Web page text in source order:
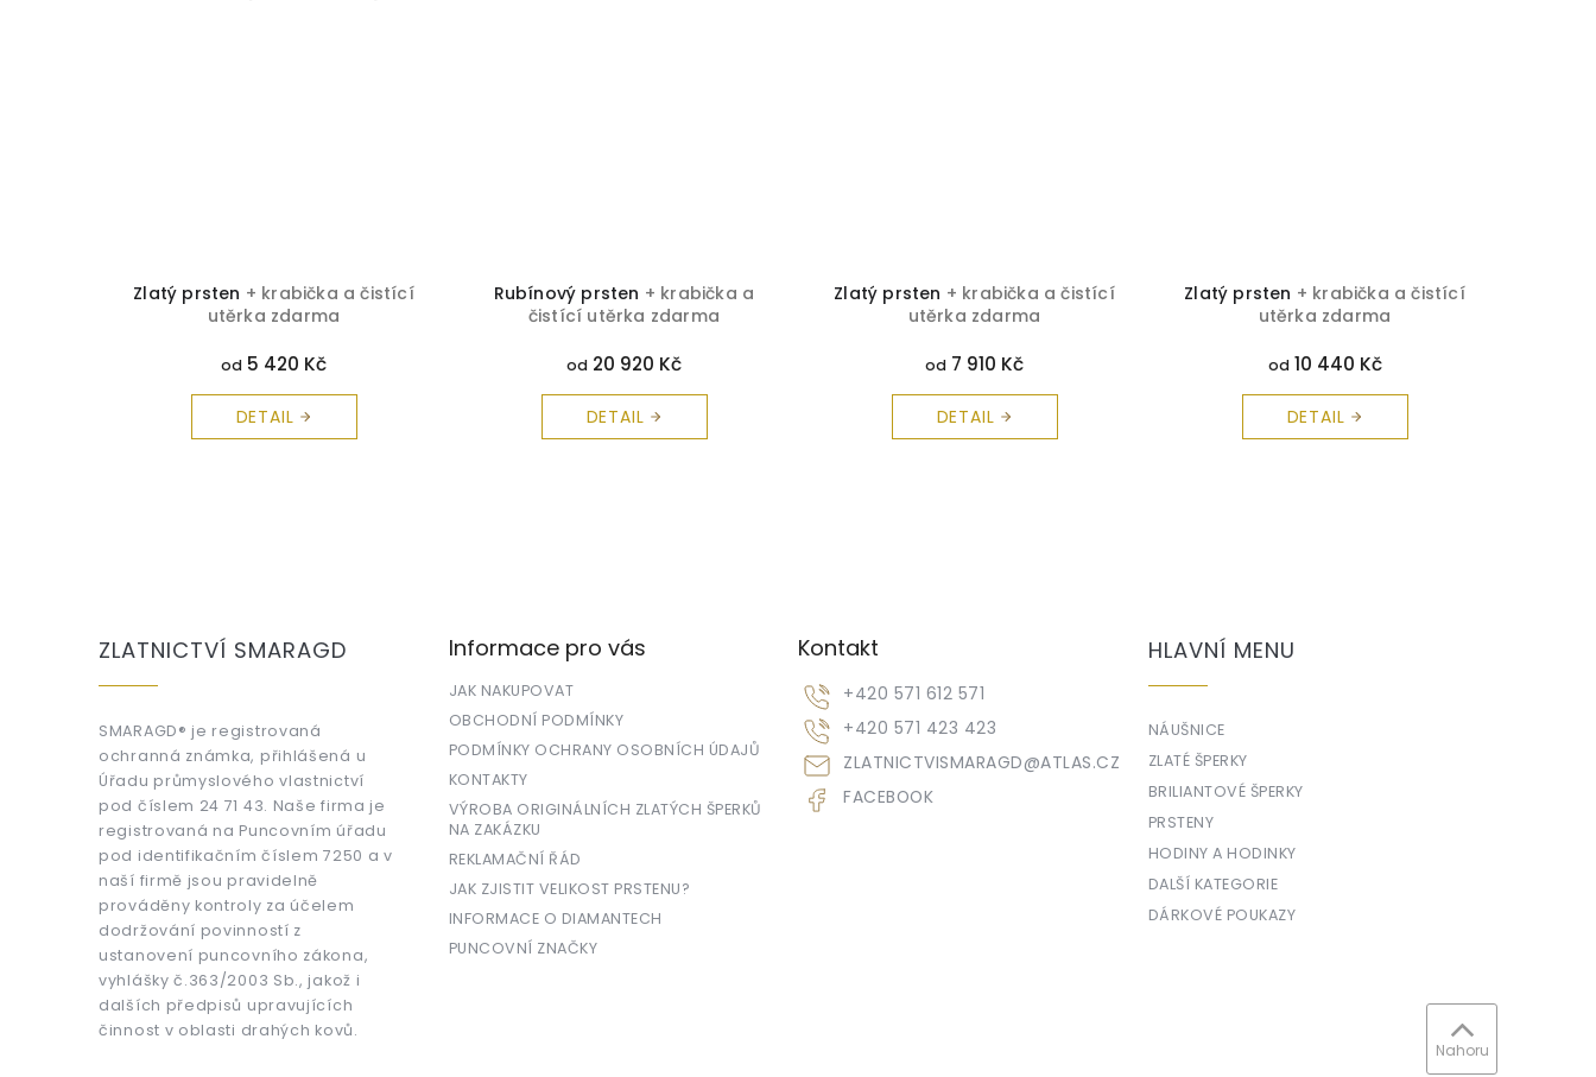
Zlatý prsten + krabička a čistící
utěrka zdarma
od 5 420 Kč
DETAIL
Rubínový prsten + krabička a
čistící utěrka zdarma
od 20 920 Kč
DETAIL
Zlatý prsten + krabička a čistící
utěrka zdarma
od 7 910 Kč
DETAIL
Zlatý prsten + krabička a čistící
utěrka zdarma
od10 440 Kč
DETAIL
ZLATNICTVÍ SMARAGD
SMARAGD® je registrovaná
ochranná známka, přihlášená u
Úřadu průmyslového vlastnictví
pod číslem 24 71 43. Naše firma je
registrovaná na Puncovním úřadu
pod identifikačním číslem 7250 a v
naší firmě jsou pravidelně
prováděny kontroly za účelem
dodržování povinností z
ustanovení puncovního zákona,
vyhlášky č.363/2003 Sb., jakož i
dalších předpisů upravujících
činnost v oblasti drahých kovů.
Informace pro vás
JAK NAKUPOVAT
OBCHODNÍ PODMÍNKY
PODMÍNKY OCHRANY OSOBNÍCH ÚDAJŮ
KONTAKTY
VÝROBA ORIGINÁLNÍCH ZLATÝCH ŠPERKŮ
NA ZAKÁZKU
REKLAMAČNÍ ŘÁD
JAK ZJISTIT VELIKOST PRSTENU?
INFORMACE O DIAMANTECH
PUNCOVNÍ ZNAČKY
Kontakt
ZLATNICTVISMARAGD@ATLAS.CZ
+420 571 612 571
+420 571 423 423
FACEBOOK
HLAVNÍ MENU
NÁUŠNICE
ZLATÉ ŠPERKY
BRILIANTOVÉ ŠPERKY
PRSTENY
HODINY A HODINKY
DALŠÍ KATEGORIE
DÁRKOVÉ POUKAZY
Nahoru